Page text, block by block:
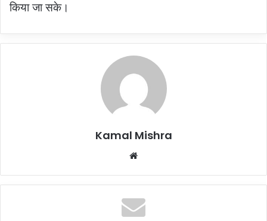
किया जा सके।
Kamal Mishra
Website